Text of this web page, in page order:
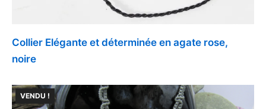
Collier Elégante et déterminée en agate rose,
noire
VENDU !